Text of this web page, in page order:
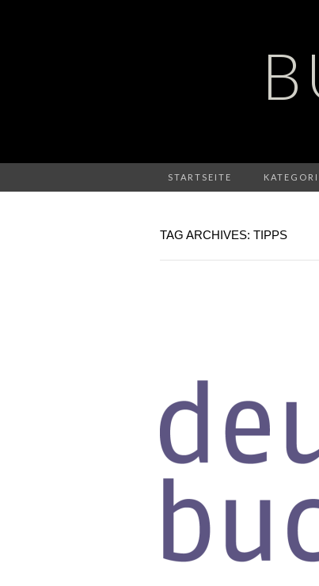
STARTSEITE
TAG ARCHIVES: TIPPS